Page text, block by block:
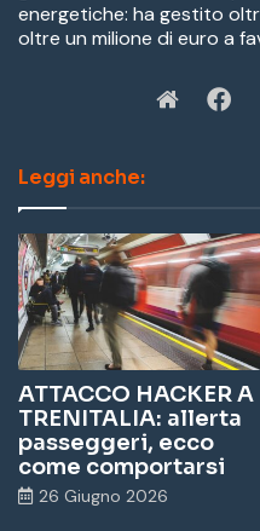
energetiche: ha gestito
oltre un milione di euro a
W
e
ok
Leggi anche:
ATTACCO HACKER A
TRENITALIA: allerta
passeggeri, ecco
come comportarsi
26 Giugno 2026